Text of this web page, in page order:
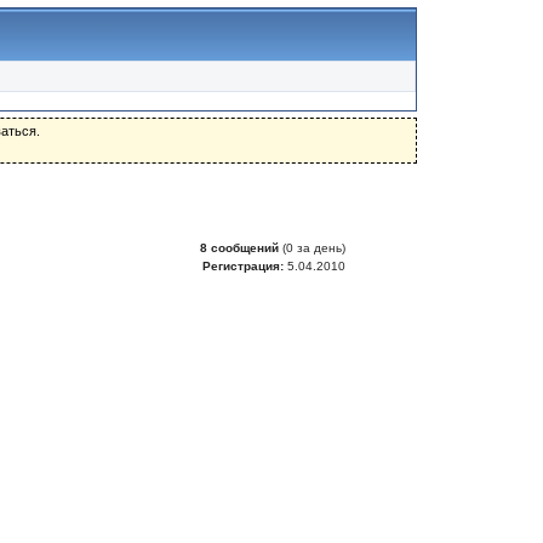
8 сообщений(0 за день)
Регистрация:5.04.2010